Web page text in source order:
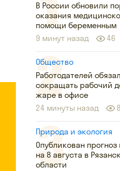
В России обновили
оказания
помощи беременным
9 минут назад
46
Общество
Работодателей
сокращать рабочий
жаре в офисе
24 минуты назад
Природа и экология
Опубликован прогноз
на 8 августа в
области